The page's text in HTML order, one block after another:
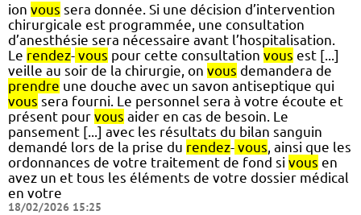
ion vous sera donnée. Si une décision d’intervention
chirurgicale est programmée, une consultation
d’anesthésie sera nécessaire avant l’hospitalisation.
Le rendez- vous pour cette consultation vous est [...]
veille au soir de la chirurgie, on vous demandera de
prendre une douche avec un savon antiseptique qui
vous sera fourni. Le personnel sera à votre écoute et
présent pour vous aider en cas de besoin. Le
pansement [...] avec les résultats du bilan sanguin
demandé lors de la prise du rendez- vous, ainsi que les
ordonnances de votre traitement de fond si vous en
avez un et tous les éléments de votre dossier médical
en votre
18/02/2026 15:25